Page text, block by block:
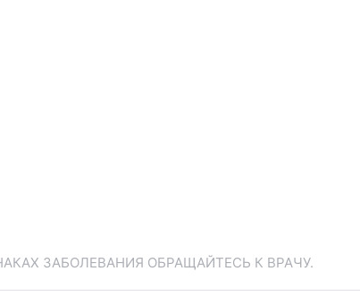
ЗАБОЛЕВАНИЯ ОБРАЩАЙТЕСЬ К ВРАЧУ.